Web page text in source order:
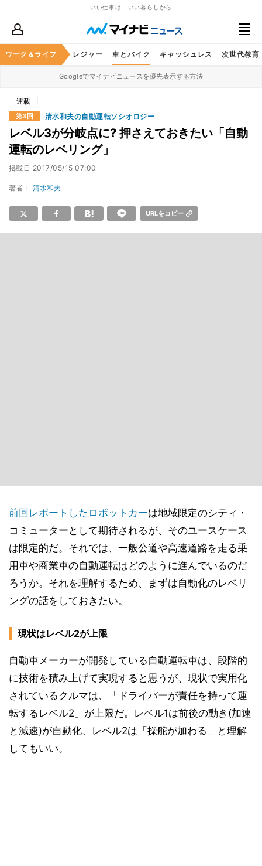
いい仕事は、いい暮らしから
ワーク＆ライフ
スケア グルメ レジャー 車とバイク キャッシュレス 次世代教育
Googleでマイナビニュースを優先表示する方法
連載
第3回 清水和夫の自動運転ソシオロジー
レベル3が分岐点に? 押さえておきたい「自動
運転のレベリング」
掲載日 2017/05/15 07:00
著者： 清水和夫
URLをコピー
前回レポートしたロボットカーは地域限定のシティ・
コミューターとして期待されるが、そのユースケース
は限定的だ。それでは、一般公道や高速道路を走る乗
用車や商業車の自動運転はどのように進んでいるのだ
ろうか。それを理解するため、まずは自動化のレベリ
ングの話をしておきたい。
現状はレベル2が上限
自動車メーカーが開発している自動運転車は、段階的
に技術を積み上げて実現すると思うが、現状で実用化
されているクルマは、「ドライバーが責任を持って運
転するレベル2」が上限だ。レベル1は前後の動き(加速
と減速)が自動化、レベル2は「操舵が加わる」と理解
してもいい。